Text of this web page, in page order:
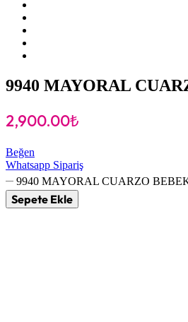
9940 MAYORAL
2,900.00₺
Beğen
Whatsapp Sipariş
9940 MAYORAL CUARZO
Sepete Ekle